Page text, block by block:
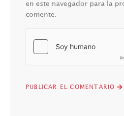
en este navegador para la
comente.